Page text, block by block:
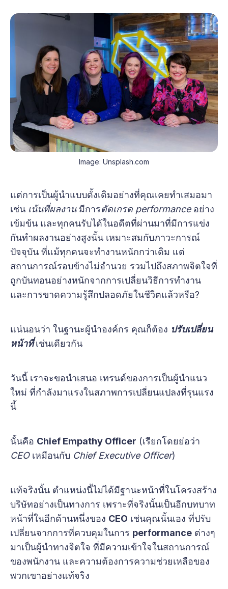
Image: Unsplash.com
แต่การเป็นผู้นำแบบดั้งเดิมอย่างที่คุณเคยทำเสมอมา
เช่น เน้นที่ผลงานมีการตัดเกรด performanceอย่าง
เข้มข้น และทุกคนรับได้ในอดีตที่ผ่านมาที่มีการแข่ง
กันทำผลงานอย่างสูงนั้น เหมาะสมกับภาวะการณ์
ปัจจุบัน ที่แม้ทุกคนจะทำงานหนักกว่าเดิม แต่
สถานการณ์รอบข้างไม่อำนวย รวมไปถึงสภาพจิตใจที่
ถูกบันทอนอย่างหนักจากการเปลี่ยนวิธีการทำงาน
และการขาดความรู้สึกปลอดภัยในชีวิตแล้วหรือ?
แน่นอนว่า ในฐานะผู้นำองค์กร คุณก็ต้อง ปรับเปลี่ยน
หน้าที่เช่นเดียวกัน
วันนี้ เราจะขอนำเสนอ เทรนด์ของการเป็นผู้นำแนว
ใหม่ ที่กำลังมาแรงในสภาพการเปลี่ยนแปลงที่รุนแรง
นี้
นั้นคือ Chief Empathy Officer (เรียกโดยย่อว่า
CEOเหมือนกับ Chief Executive Officer)
แท้จริงนั้น ตำแหน่งนี้ไม่ได้มีฐานะหน้าที่ในโครงสร้าง
บริษัทอย่างเป็นทางการ เพราะที่จริงนั้นเป็นอีกบทบาท
หน้าที่ในอีกด้านหนึ่งของ CEO เช่นคุณนั้นเอง ที่ปรับ
เปลี่ยนจากการที่ควบคุมในการ performance ต่างๆ
มาเป็นผู้นำทางจิตใจ ที่มีความเข้าใจในสถานการณ์
ของพนักงาน และความต้องการความช่วยเหลือของ
พวกเขาอย่างแท้จริง